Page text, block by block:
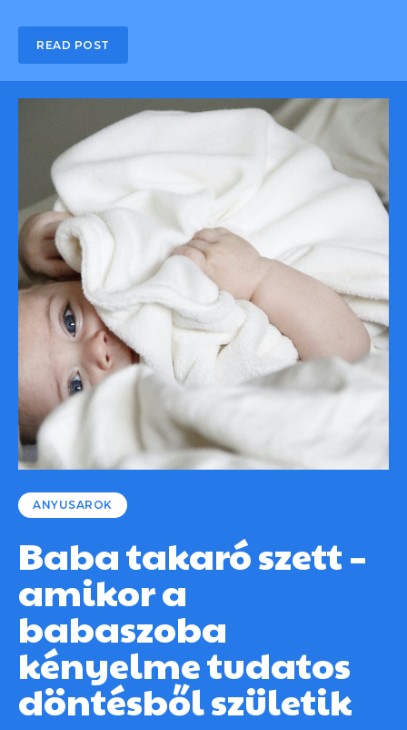
READ POST
ANYUSAROK
Baba takaró szett –
amikor a
babaszoba
kényelme tudatos
döntésből születik